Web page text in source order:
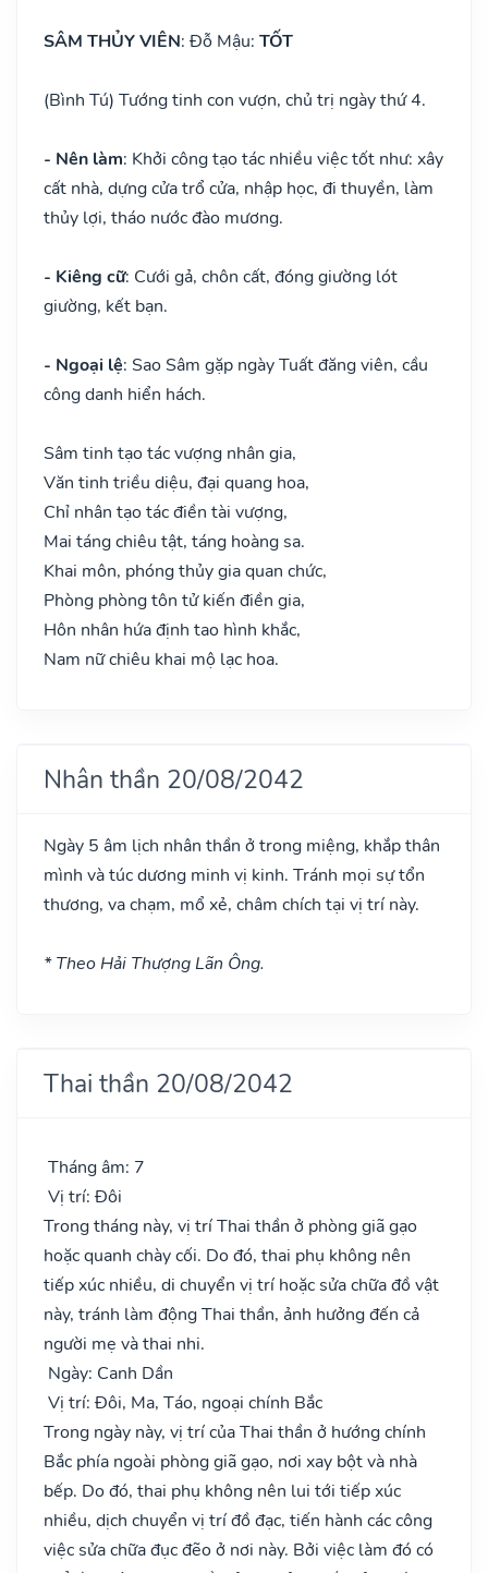
SÂM THỦY VIÊN: Đỗ Mậu: TỐT
(Bình Tú) Tướng tinh con vượn, chủ trị ngày thứ 4.
- Nên làm: Khởi công tạo tác nhiều việc tốt như: xây
cất nhà, dựng cửa trổ cửa, nhập học, đi thuyền, làm
thủy lợi, tháo nước đào mương.
- Kiêng cữ: Cưới gả, chôn cất, đóng giường lót
giường, kết bạn.
- Ngoại lệ: Sao Sâm gặp ngày Tuất đăng viên, cầu
công danh hiển hách.
Sâm tinh tạo tác vượng nhân gia,
Văn tinh triều diệu, đại quang hoa,
Chỉ nhân tạo tác điền tài vượng,
Mai táng chiêu tật, táng hoàng sa.
Khai môn, phóng thủy gia quan chức,
Phòng phòng tôn tử kiến điền gia,
Hôn nhân hứa định tao hình khắc,
Nam nữ chiêu khai mộ lạc hoa.
Nhân thần 20/08/2042
Ngày 5 âm lịch nhân thần ở trong miệng, khắp thân
mình và túc dương minh vị kinh. Tránh mọi sự tổn
thương, va chạm, mổ xẻ, châm chích tại vị trí này.
* Theo Hải Thượng Lãn Ông.
Thai thần 20/08/2042
Tháng âm: 7
Vị trí: Đôi
Trong tháng này, vị trí Thai thần ở phòng giã gạo
hoặc quanh chày cối. Do đó, thai phụ không nên
tiếp xúc nhiều, di chuyển vị trí hoặc sửa chữa đồ vật
này, tránh làm động Thai thần, ảnh hưởng đến cả
người mẹ và thai nhi.
Ngày: Canh Dần
Vị trí: Đôi, Ma, Táo, ngoại chính Bắc
Trong ngày này, vị trí của Thai thần ở hướng chính
Bắc phía ngoài phòng giã gạo, nơi xay bột và nhà
bếp. Do đó, thai phụ không nên lui tới tiếp xúc
nhiều, dịch chuyển vị trí đồ đạc, tiến hành các công
việc sửa chữa đục đẽo ở nơi này. Bởi việc làm đó có